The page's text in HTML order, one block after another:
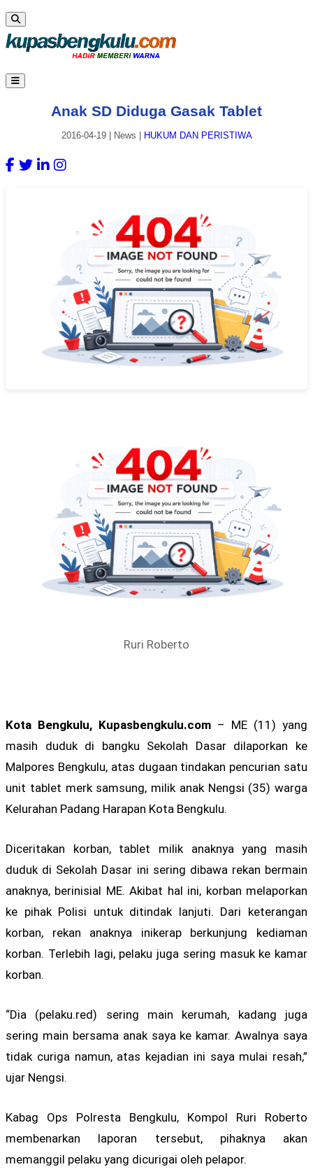
Anak SD Diduga Gasak Tablet
2016-04-19| News HUKUM DAN PERISTIWA
Ruri Roberto
Kota Bengkulu, Kupasbengkulu.com – ME (11) yang
masih duduk di bangku Sekolah Dasar dilaporkan ke
Malpores Bengkulu, atas dugaan tindakan pencurian satu
unit tablet merk samsung, milik anak Nengsi (35) warga
Kelurahan Padang Harapan Kota Bengkulu.
Diceritakan korban, tablet milik anaknya yang masih
duduk di Sekolah Dasar ini sering dibawa rekan bermain
anaknya, berinisial ME. Akibat hal ini, korban melaporkan
ke pihak Polisi untuk ditindak lanjuti. Dari keterangan
korban, rekan anaknya inikerap berkunjung kediaman
korban. Terlebih lagi, pelaku juga sering masuk ke kamar
korban.
“Dia (pelaku.red) sering main kerumah, kadang juga
sering main bersama anak saya ke kamar. Awalnya saya
tidak curiga namun, atas kejadian ini saya mulai resah,”
ujar Nengsi.
Kabag Ops Polresta Bengkulu, Kompol Ruri Roberto
membenarkan laporan tersebut, pihaknya akan
memanggil pelaku yang dicurigai oleh pelapor.